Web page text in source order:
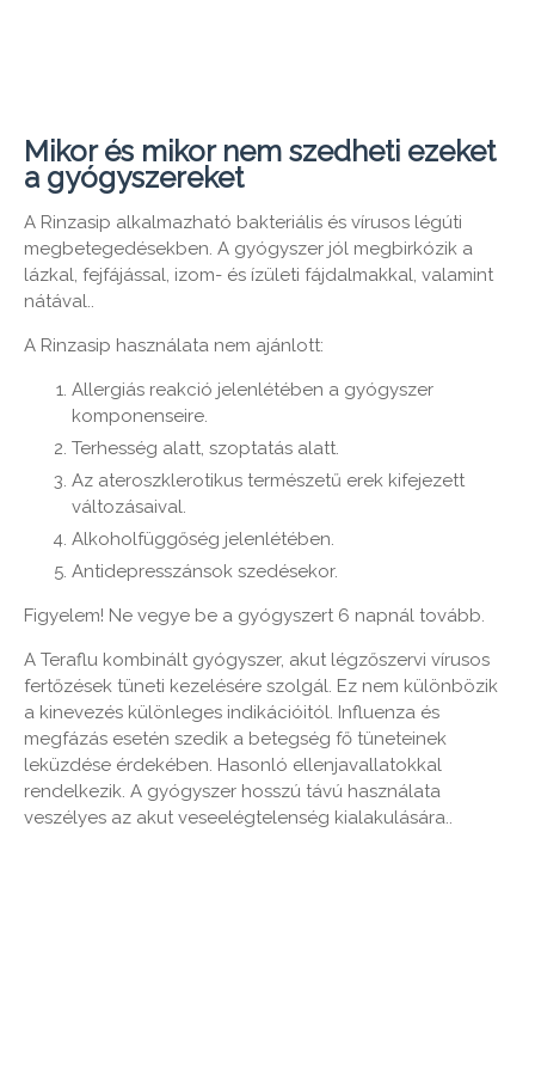
Mikor és mikor nem szedheti ezeket
a gyógyszereket
A Rinzasip alkalmazható bakteriális és vírusos légúti
megbetegedésekben. A gyógyszer jól megbirkózik a
lázkal, fejfájással, izom- és ízületi fájdalmakkal, valamint
nátával..
A Rinzasip használata nem ajánlott:
Allergiás reakció jelenlétében a gyógyszer
komponenseire.
Terhesség alatt, szoptatás alatt.
Az ateroszklerotikus természetű erek kifejezett
változásaival.
Alkoholfüggőség jelenlétében.
Antidepresszánsok szedésekor.
Figyelem! Ne vegye be a gyógyszert 6 napnál tovább.
A Teraflu kombinált gyógyszer, akut légzőszervi vírusos
fertőzések tüneti kezelésére szolgál. Ez nem különbözik
a kinevezés különleges indikációitól. Influenza és
megfázás esetén szedik a betegség fő tüneteinek
leküzdése érdekében. Hasonló ellenjavallatokkal
rendelkezik. A gyógyszer hosszú távú használata
veszélyes az akut veseelégtelenség kialakulására..